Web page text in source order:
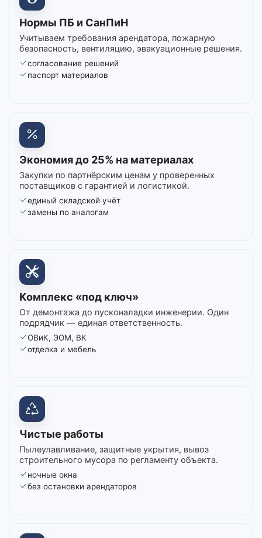
Нормы ПБ и СанПиН
Учитываем требования арендатора, пожарную
безопасность, вентиляцию, эвакуационные решения.
согласование решений
паспорт материалов
Экономия до 25% на материалах
Закупки по партнёрским ценам у проверенных
поставщиков с гарантией и логистикой.
единый складской учёт
замены по аналогам
Комплекс «под ключ»
От демонтажа до пусконаладки инженерии. Один
подрядчик — единая ответственность.
ОВиК, ЭОМ, ВК
отделка и мебель
Чистые работы
Пылеулавливание, защитные укрытия, вывоз
строительного мусора по регламенту объекта.
ночные окна
без остановки арендаторов